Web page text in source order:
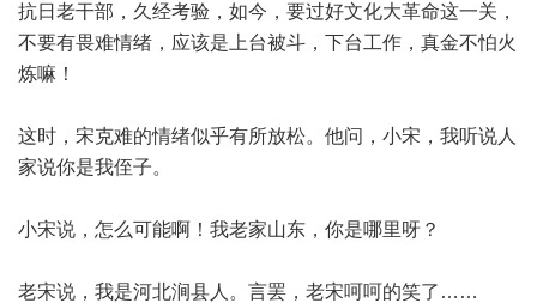
抗日老干部，久经考验，如今，要过好文化大革命这一关，
不要有畏难情绪，应该是上台被斗，下台工作，真金不怕火
炼嘛！
这时，宋克难的情绪似乎有所放松。他问，小宋，我听说人
家说你是我侄子。
小宋说，怎么可能啊！我老家山东，你是哪里呀？
老宋说，我是河北涧县人。言罢，老宋呵呵的笑了……